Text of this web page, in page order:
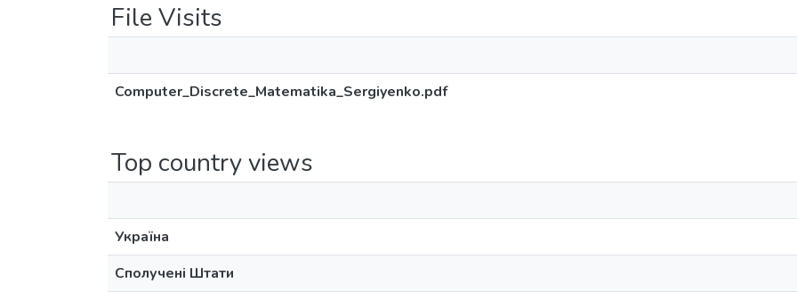
File Visits
Computer_Discrete_Matematika_Sergiyenko.pdf
Top country views
Україна
Сполучені Штати